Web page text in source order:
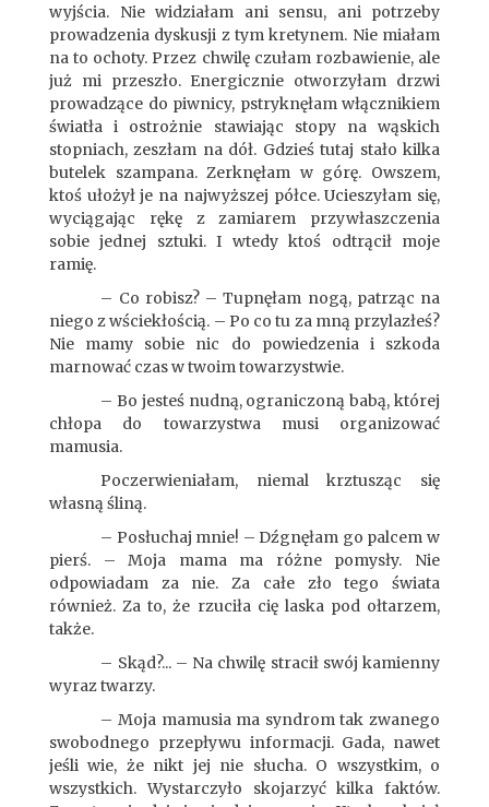
wyjścia. Nie widziałam ani sensu, ani potrzeby
prowadzenia dyskusji z tym kretynem. Nie miałam
na to ochoty. Przez chwilę czułam rozbawienie, ale
już mi przeszło. Energicznie otworzyłam drzwi
prowadzące do piwnicy, pstryknęłam włącznikiem
światła i ostrożnie stawiając stopy na wąskich
stopniach, zeszłam na dół. Gdzieś tutaj stało kilka
butelek szampana. Zerknęłam w górę. Owszem,
ktoś ułożył je na najwyższej półce. Ucieszyłam się,
wyciągając rękę z zamiarem przywłaszczenia
sobie jednej sztuki. I wtedy ktoś odtrącił moje
ramię.
– Co robisz? – Tupnęłam nogą, patrząc na
niego z wściekłością. – Po co tu za mną przylazłeś?
Nie mamy sobie nic do powiedzenia i szkoda
marnować czas w twoim towarzystwie.
– Bo jesteś nudną, ograniczoną babą, której
chłopa do towarzystwa musi organizować
mamusia.
Poczerwieniałam, niemal krztusząc się
własną śliną.
– Posłuchaj mnie! – Dźgnęłam go palcem w
pierś. – Moja mama ma różne pomysły. Nie
odpowiadam za nie. Za całe zło tego świata
również. Za to, że rzuciła cię laska pod ołtarzem,
także.
– Skąd?... – Na chwilę stracił swój kamienny
wyraz twarzy.
– Moja mamusia ma syndrom tak zwanego
swobodnego przepływu informacji. Gada, nawet
jeśli wie, że nikt jej nie słucha. O wszystkim, o
wszystkich. Wystarczyło skojarzyć kilka faktów.